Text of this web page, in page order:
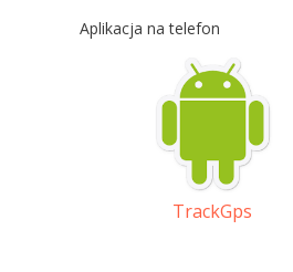
Aplikacja na telefon
TrackGps